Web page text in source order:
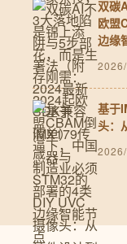
双碳
欧盟
边缘
基于
头：